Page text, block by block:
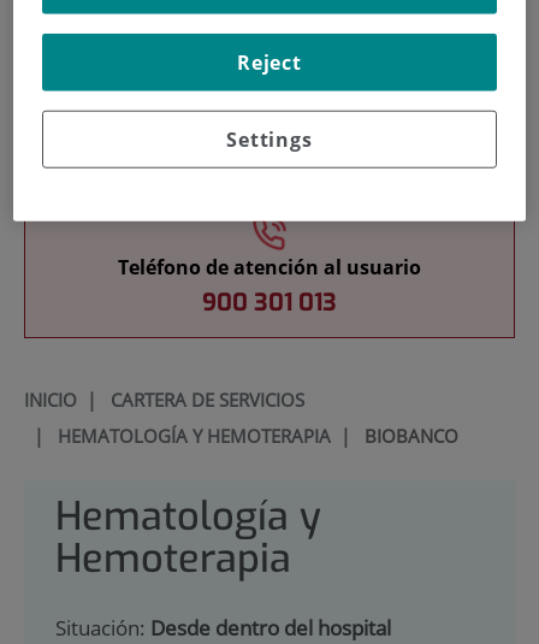
Teléfono de atención al usuario
900 301 013
INICIO| CARTERA DE SERVICIOS
| HEMATOLOGÍA Y HEMOTERAPIA| BIOBANCO
Hematología y
Hemoterapia
Situación: Desde dentro del hospital
Settings
Reject